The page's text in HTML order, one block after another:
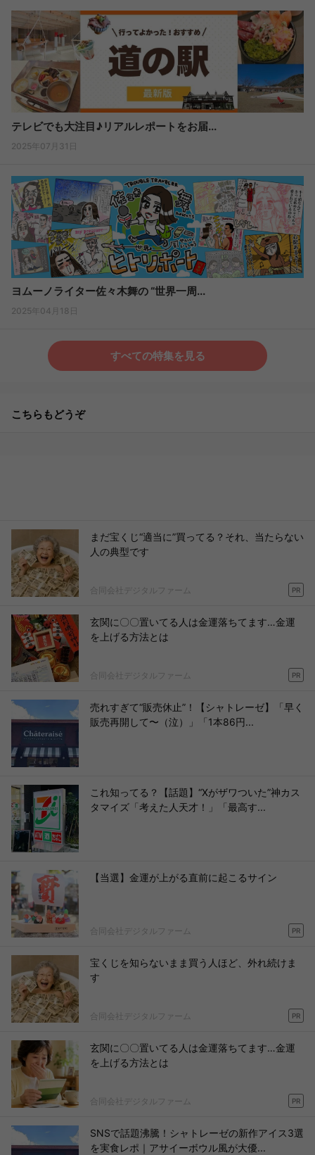
テレビでも大注目♪リアルレポートをお届...
2025年07月31日
ヨムーノライター佐々木舞の “世界一周...
2025年04月18日
すべての特集を見る
こちらもどうぞ
まだ宝くじ“適当に”買ってる？それ、当たらない
人の典型です
合同会社デジタルファーム PR
玄関に〇〇置いてる人は金運落ちてます…金運
を上げる方法とは
合同会社デジタルファーム PR
売れすぎて“販売休止”！【シャトレーゼ】「早く
販売再開して〜（泣）」「1本86円...
これ知ってる？【話題】“Xがザワついた”神カス
タマイズ「考えた人天才！」「最高す...
【当選】金運が上がる直前に起こるサイン
合同会社デジタルファーム PR
宝くじを知らないまま買う人ほど、外れ続けま
す
合同会社デジタルファーム PR
玄関に〇〇置いてる人は金運落ちてます…金運
を上げる方法とは
合同会社デジタルファーム PR
SNSで話題沸騰！シャトレーゼの新作アイス3選
を実食レポ｜アサイーボウル風が大優...